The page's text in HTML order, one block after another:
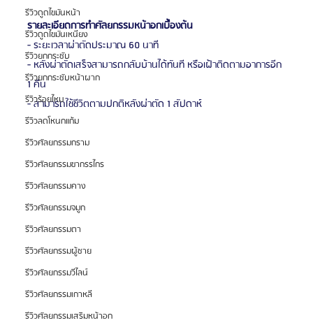
รีวิวดูดไขมันหน้า
รีวิวดูดไขมันเหนียง
รีวิวยกกระชับ
รีวิวยกกระชับหน้าผาก
รีวิวร้อยไหม
รีวิวลดโหนกแก้ม
รีวิวศัลยกรรมกราม
รีวิวศัลยกรรมขากรรไกร
รีวิวศัลยกรรมคาง
รีวิวศัลยกรรมจมูก
รีวิวศัลยกรรมตา
รีวิวศัลยกรรมผู้ชาย
รีวิวศัลยกรรมวีไลน์
รีวิวศัลยกรรมเกาหลี
รีวิวศัลยกรรมเสริมหน้าอก
รายละเอียดการทำศัลยกรรมหน้าอกเบื้องต้น
- ระยะเวลาผ่าตัดประมาณ 60 นาที
- หลังผ่าตัดเสร็จสามารถกลับบ้านได้ทันที หรือเฝ้าติดตามอาการอีก
1 คืน
- สามารถใช้ชีวิตตามปกติหลังผ่าตัด 1 สัปดาห์